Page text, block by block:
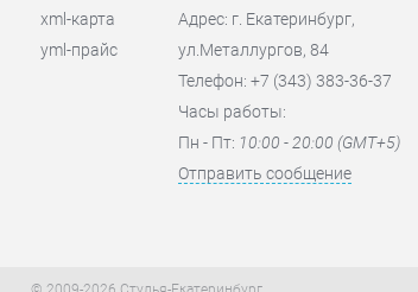
xml-карта
yml-прайс
Адрес: г. Екатеринбург,
ул.Металлургов, 84
Телефон: +7 (343) 383-36-37
Часы работы:
Пн - Пт: 10:00 - 20:00 (GMT+5)
Отправить сообщение